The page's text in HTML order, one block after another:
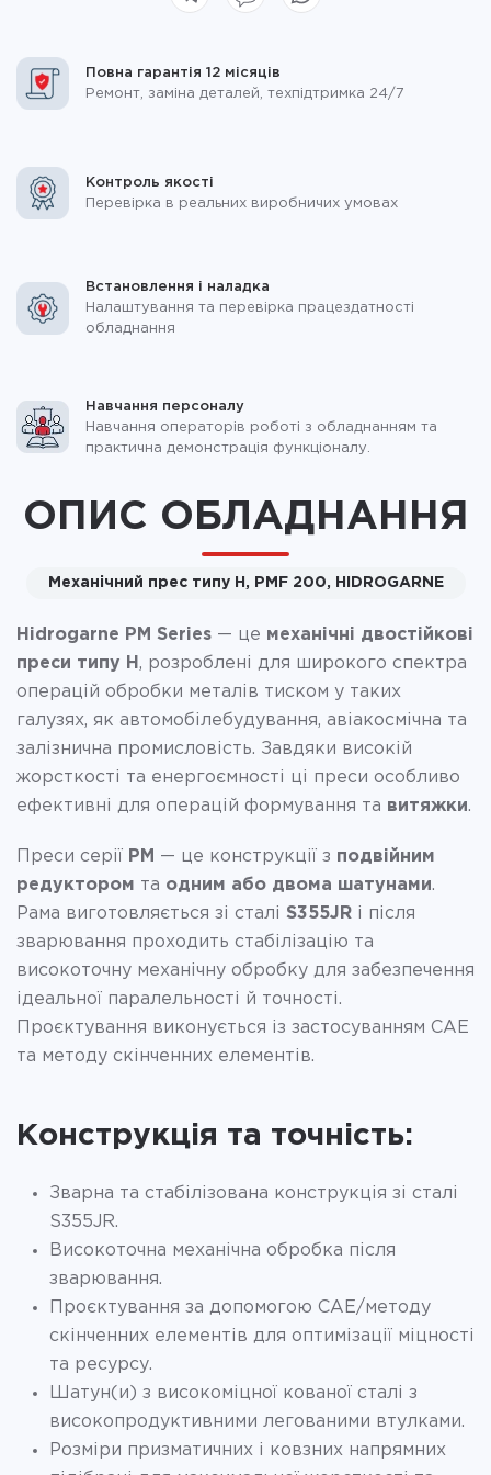
Повна гарантія 12 місяців
Ремонт, заміна деталей, техпідтримка 24/7
Контроль якості
Перевірка в реальних виробничих умовах
Встановлення і наладка
Налаштування та перевірка працездатності
обладнання
Навчання персоналу
Навчання операторів роботі з обладнанням та
практична демонстрація функціоналу.
ОПИС ОБЛАДНАННЯ
Механічний прес типу H, PMF 200, HIDROGARNE
Hidrogarne PM Series — це механічні двостійкові
преси типу H , розроблені для широкого спектра
операцій обробки металів тиском у таких
галузях, як автомобілебудування, авіакосмічна та
залізнична промисловість. Завдяки високій
жорсткості та енергоємності ці преси особливо
ефективні для операцій формування та витяжки.
Преси серії PM — це конструкції з подвійним
редуктором та одним або двома шатунами.
Рама виготовляється зі сталі S355JR і після
зварювання проходить стабілізацію та
високоточну механічну обробку для забезпечення
ідеальної паралельності й точності.
Проєктування виконується із застосуванням CAE
та методу скінченних елементів.
Конструкція та точність:
Зварна та стабілізована конструкція зі сталі
S355JR.
Високоточна механічна обробка після
зварювання.
Проєктування за допомогою CAE/методу
скінченних елементів для оптимізації міцності
та ресурсу.
Шатун(и) з високоміцної кованої сталі з
високопродуктивними легованими втулками.
Розміри призматичних і ковзних напрямних